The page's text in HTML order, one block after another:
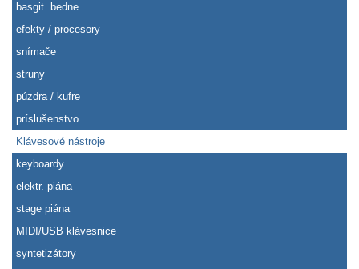
basgit. bedne
efekty / procesory
snímače
struny
púzdra / kufre
príslušenstvo
Klávesové nástroje
keyboardy
elektr. piána
stage piána
MIDI/USB klávesnice
syntetizátory